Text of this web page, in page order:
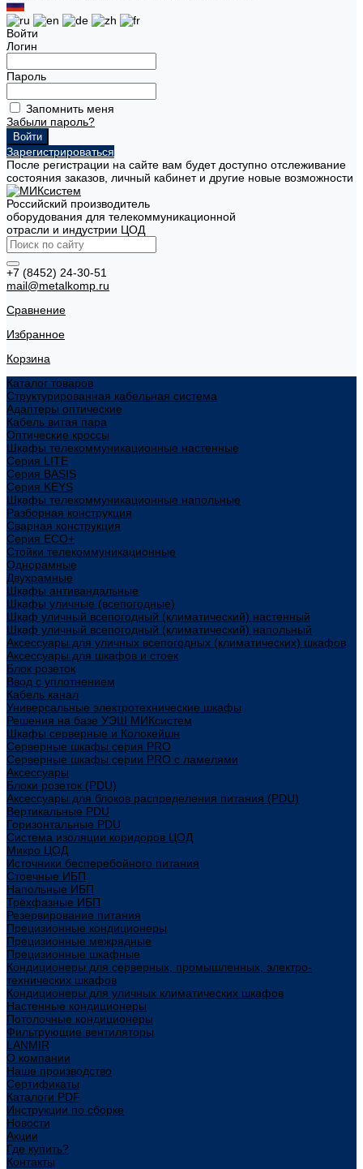
Войти
Логин
Пароль
Запомнить меня
Забыли пароль?
Зарегистрироваться
После регистрации на сайте вам будет доступно отслеживание
состояния заказов, личный кабинет и другие новые возможности
Российский производитель
оборудования для телекоммуникационной
отрасли и индустрии ЦОД
+7 (8452) 24-30-51
mail@metalkomp.ru
Сравнение
Избранное
Корзина
Каталог товаров
Структурированная кабельная система
Адаптеры оптические
Кабель витая пара
Оптические кроссы
Шкафы телекоммуникационные настенные
Cерия LITE
Cерия BASIS
Cерия KEYS
Шкафы телекоммуникационные напольные
Разборная конструкция
Сварная конструкция
Серия ECO+
Стойки телекоммуникационные
Однорамные
Двухрамные
Шкафы антивандальные
Шкафы уличные (всепогодные)
Шкаф уличный всепогодный (климатический) настенный
Шкаф уличный всепогодный (климатический) напольный
Аксессуары для уличных всепогодных (климатических) шкафов
Аксессуары для шкафов и стоек
Блок розеток
Ввод с уплотнением
Кабель канал
Универсальные электротехнические шкафы
Решения на базе УЭШ МИКсистем
Шкафы серверные и Колокейшн
Серверные шкафы серия PRO
Серверные шкафы серии PRO с ламелями
Аксессуары
Блоки розеток (PDU)
Аксессуары для блоков распределения питания (PDU)
Вертикальные PDU
Горизонтальные PDU
Система изоляции коридоров ЦОД
Микро ЦОД
Источники бесперебойного питания
Стоечные ИБП
Напольные ИБП
Трёхфазные ИБП
Резервирование питания
Прецизионные кондиционеры
Прецизионные межрядные
Прецизионные шкафные
Кондиционеры для серверных, промышленных, электро-
технических шкафов
Кондиционеры для уличных климатических шкафов
Настенные кондиционеры
Потолочные кондиционеры
Фильтрующие вентиляторы
LANMIR
О компании
Наше производство
Сертификаты
Каталоги PDF
Инструкции по сборке
Новости
Акции
Где купить?
Контакты